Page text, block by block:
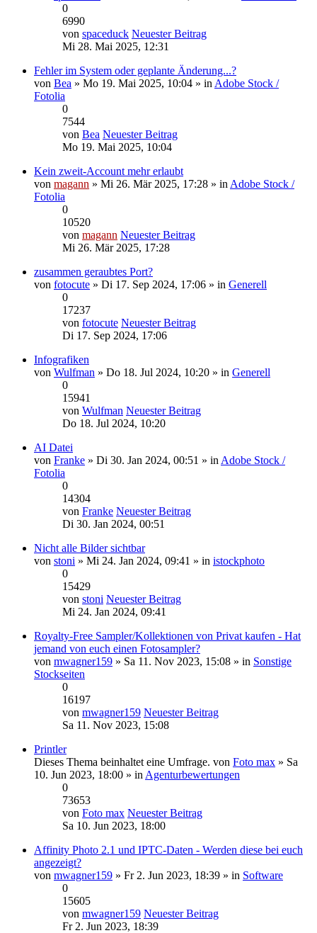
0
6990
von spaceduck Neuester Beitrag
Mi 28. Mai 2025, 12:31
Fehler im System oder geplante Änderung...?
von Bea » Mo 19. Mai 2025, 10:04 » in Adobe Stock /
Fotolia
0
7544
von Bea Neuester Beitrag
Mo 19. Mai 2025, 10:04
Kein zweit-Account mehr erlaubt
von magann » Mi 26. Mär 2025, 17:28 » in Adobe Stock /
Fotolia
0
10520
von magann Neuester Beitrag
Mi 26. Mär 2025, 17:28
zusammen geraubtes Port?
von fotocute » Di 17. Sep 2024, 17:06 » in Generell
0
17237
von fotocute Neuester Beitrag
Di 17. Sep 2024, 17:06
Infografiken
von Wulfman » Do 18. Jul 2024, 10:20 » in Generell
0
15941
von Wulfman Neuester Beitrag
Do 18. Jul 2024, 10:20
AI Datei
von Franke » Di 30. Jan 2024, 00:51 » in Adobe Stock /
Fotolia
0
14304
von Franke Neuester Beitrag
Di 30. Jan 2024, 00:51
Nicht alle Bilder sichtbar
von stoni » Mi 24. Jan 2024, 09:41 » in istockphoto
0
15429
von stoni Neuester Beitrag
Mi 24. Jan 2024, 09:41
Royalty-Free Sampler/Kollektionen von Privat kaufen - Hat
jemand von euch einen Fotosampler?
von mwagner159 » Sa 11. Nov 2023, 15:08 » in Sonstige
Stockseiten
0
16197
von mwagner159 Neuester Beitrag
Sa 11. Nov 2023, 15:08
Printler
Dieses Thema beinhaltet eine Umfrage. von Foto max » Sa
10. Jun 2023, 18:00 » in Agenturbewertungen
0
73653
von Foto max Neuester Beitrag
Sa 10. Jun 2023, 18:00
Affinity Photo 2.1 und IPTC-Daten - Werden diese bei euch
angezeigt?
von mwagner159 » Fr 2. Jun 2023, 18:39 » in Software
0
15605
von mwagner159 Neuester Beitrag
Fr 2. Jun 2023, 18:39